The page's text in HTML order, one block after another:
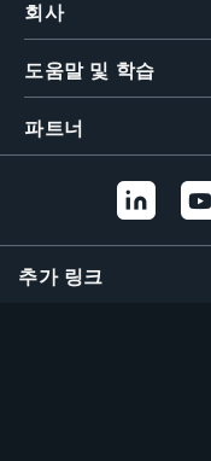
회사
도움말 및 학습
파트너
추가 링크